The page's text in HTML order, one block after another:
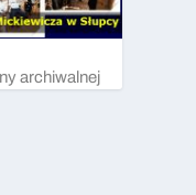
archiwalnej